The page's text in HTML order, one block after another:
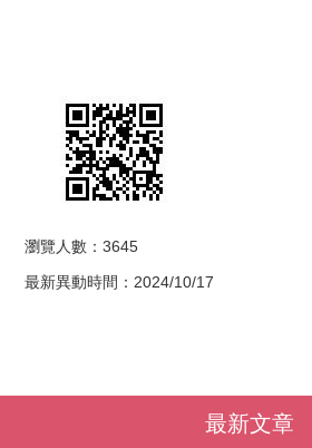
瀏覽人數：3645
最新異動時間：2024/10/17
最新文章